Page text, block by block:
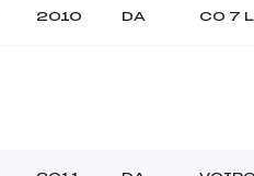
2010 DA CO 7